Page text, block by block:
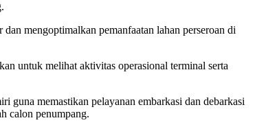
mengoptimalkan pemanfaatan lahan perseroan di
untuk melihat aktivitas operasional terminal serta
memastikan pelayanan embarkasi dan debarkasi
calon penumpang.